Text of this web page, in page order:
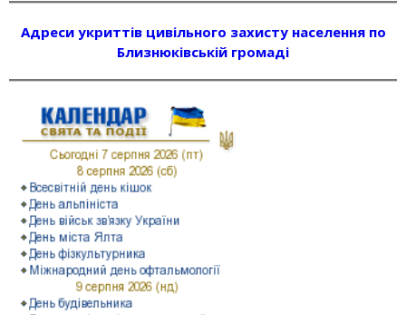
Адреси укриттів цивільного захисту населення по
Близнюківській громаді